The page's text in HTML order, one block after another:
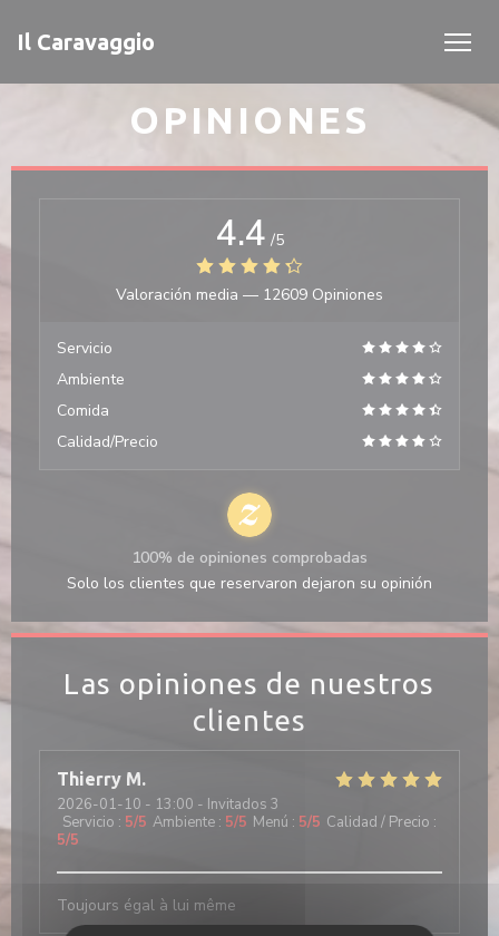
Il Caravaggio
OPINIONES
Las opiniones de nuestros
clientes
Thierry M
2026-01-10 - 13:00 - Invitados 3
Servicio : 5/5 Ambiente : 5/5 Menú : 5/5 Calidad / Precio :
5/5
Toujours égal à lui même
4.4 /5
Valoración media — 12609 Opiniones
Servicio
Ambiente
Comida
Calidad/Precio
100% de opiniones comprobadas
Solo los clientes que reservaron dejaron su opinión